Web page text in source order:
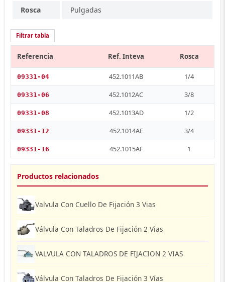
Rosca Pulgadas
Filtrar tabla
Referencia Ref. Inteva Rosca
09331-04 452.1011AB 1/4
09331-06 452.1012AC 3/8
09331-08 452.1013AD 1/2
09331-12 452.1014AE 3/4
09331-16 452.1015AF 1
Productos relacionados
Valvula Con Cuello De Fijación 3 Vias
Válvula Con Taladros De Fijación 2 Vías
VALVULA CON TALADROS DE FIJACION 2 VIAS
Válvula Con Taladros De Fijación 3 Vías